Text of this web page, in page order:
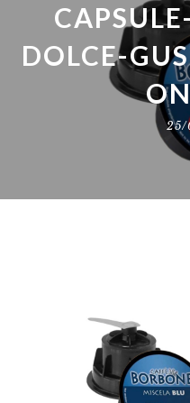
DOLCE-
25/